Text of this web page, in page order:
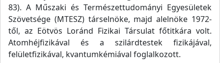
83). A Műszaki és Természettudományi Egyesületek
Szövetsége (MTESZ) társelnöke, majd alelnöke 1972-
től, az Eötvös Loránd Fizikai Társulat főtitkára volt.
Atomhéjfizikával és a szilárdtestek fizikájával,
felületfizikával, kvantumkémiával foglalkozott.